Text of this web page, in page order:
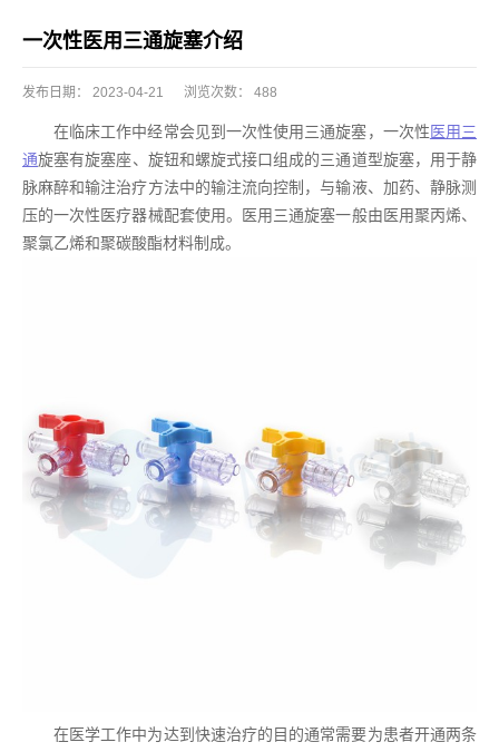
一次性医用三通旋塞介绍
发布日期： 2023-04-21 浏览次数： 488
在临床工作中经常会见到一次性使用三通旋塞，一次性医用三
通旋塞有旋塞座、旋钮和螺旋式接口组成的三通道型旋塞，用于静
脉麻醉和输注治疗方法中的输注流向控制，与输液、加药、静脉测
压的一次性医疗器械配套使用。医用三通旋塞一般由医用聚丙烯、
聚氯乙烯和聚碳酸酯材料制成。
在医学工作中为达到快速治疗的目的通常需要为患者开通两条